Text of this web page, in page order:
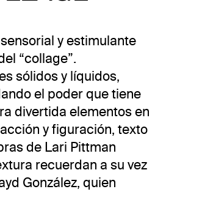
y estimulante
“collage”.
sólidos y líquidos,
el poder que tiene
divertida elementos en
y figuración, texto
de Lari Pittman
recuerdan a su vez
González, quien